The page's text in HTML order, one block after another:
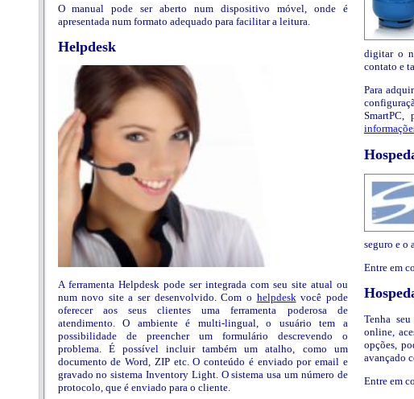
O manual pode ser aberto num dispositivo móvel, onde é
apresentada num formato adequado para facilitar a leitura.
Helpdesk
A ferramenta Helpdesk pode ser integrada com seu site atual ou
num novo site a ser desenvolvido. Com o helpdesk você pode
oferecer aos seus clientes uma ferramenta poderosa de
atendimento. O ambiente é multi-lingual, o usuário tem a
possibilidade de preencher um formulário descrevendo o
problema. É possível incluir também um atalho, como um
documento de Word, ZIP etc. O conteúdo é enviado por email e
gravado no sistema Inventory Light. O sistema usa um número de
protocolo, que é enviado para o cliente.
digitar o
contato e
Para
SmartPC,
seguro e o
Entre em
Tenha
online,
opções,
avançado
Entre em